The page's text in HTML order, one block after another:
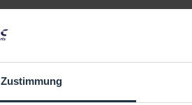
Zustimmung